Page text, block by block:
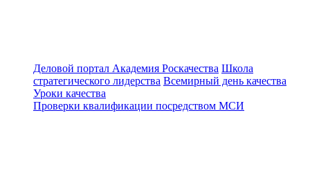
Деловой портал Академия Роскачества Школа
стратегического лидерства Всемирный день качества
Уроки качества
Проверки квалификации посредством МСИ